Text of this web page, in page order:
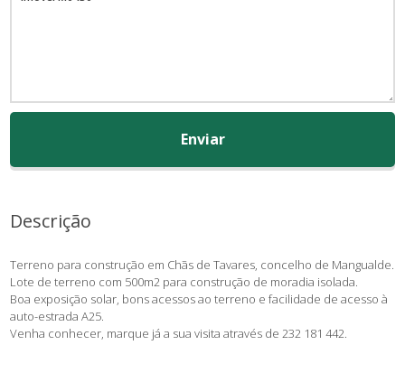
Enviar
Descrição
Terreno para construção em Chãs de Tavares, concelho de Mangualde.
Lote de terreno com 500m2 para construção de moradia isolada.
Boa exposição solar, bons acessos ao terreno e facilidade de acesso à
auto-estrada A25.
Venha conhecer, marque já a sua visita através de 232 181 442.